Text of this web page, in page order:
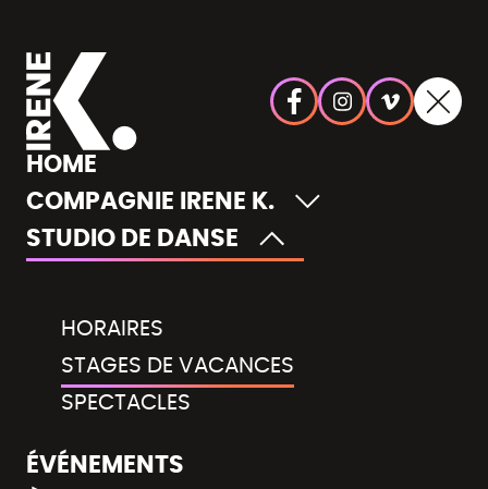
HOME
COMPAGNIE IRENE K.
STUDIO DE DANSE
HORAIRES
STAGES DE VACANCES
SPECTACLES
ÉVÉNEMENTS